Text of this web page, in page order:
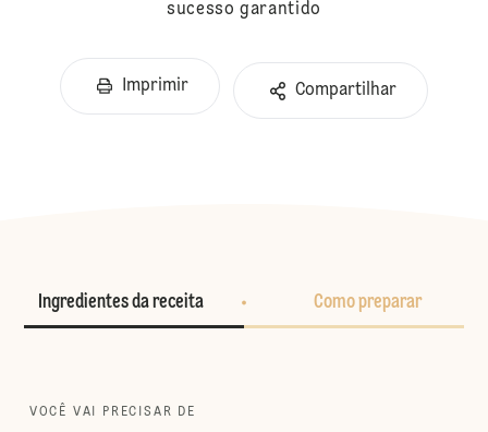
sucesso garantido
Imprimir Compartilhar
Ingredientes da receita Como preparar
VOCÊ VAI PRECISAR DE